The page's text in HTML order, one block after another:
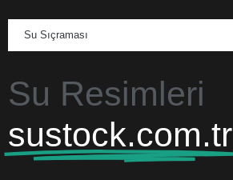
Su Sıçraması
Su Resimleri
sustock.com.tr